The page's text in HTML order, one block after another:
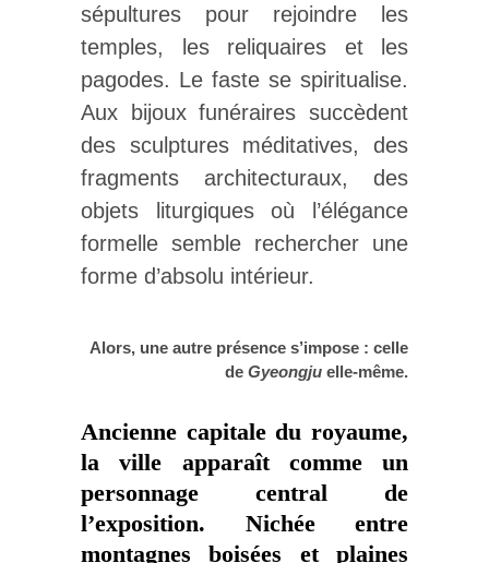
sépultures pour rejoindre les
temples, les reliquaires et les
pagodes. Le faste se spiritualise.
Aux bijoux funéraires succèdent
des sculptures méditatives, des
fragments architecturaux, des
objets liturgiques où l’élégance
formelle semble rechercher une
forme d’absolu intérieur.
Alors, une autre présence s’impose : celle
de Gyeongju elle-même.
Ancienne capitale du royaume,
la ville apparaît comme un
personnage central de
l’exposition. Nichée entre
montagnes boisées et plaines